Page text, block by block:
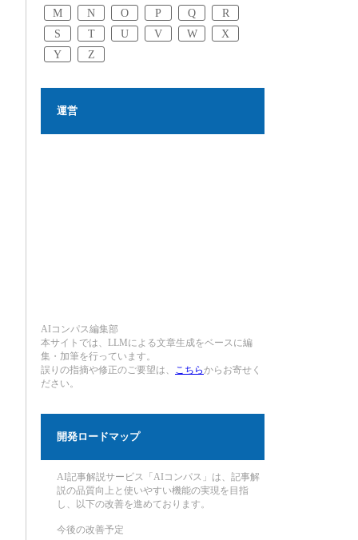
M
N O P Q
R
S
T U V W
X
Y
Z
運営
AIコンパス編集部
本サイトでは、LLMによる文章生成をベースに編
集・加筆を行っています。
誤りの指摘や修正のご要望は、 こちらからお寄せく
ださい。
開発ロードマップ
AI記事解説サービス「AIコンパス」は、記事解
説の品質向上と使いやすい機能の実現を目指
し、以下の改善を進めております。
今後の改善予定